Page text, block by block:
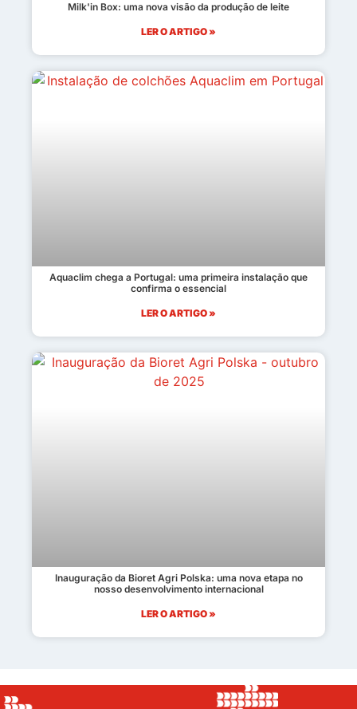
Milk'in Box: uma nova visão da produção de leite
LER O ARTIGO »
Aquaclim chega a Portugal: uma primeira instalação que
confirma o essencial
LER O ARTIGO »
Inauguração da Bioret Agri Polska: uma nova etapa no
nosso desenvolvimento internacional
LER O ARTIGO »